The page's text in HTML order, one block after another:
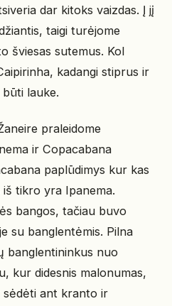
dar kitoks vaizdas. Į jį
taigi turėjome
šviesas sutemus. Kol
kadangi stiprus ir
būti lauke.
praleidome
ir Copacabana
paplūdimys kur kas
tikro yra Ipanema.
bangos, tačiau buvo
su banglentėmis. Pilna
banglentininkus nuo
kur didesnis malonumas,
sėdėti ant kranto ir